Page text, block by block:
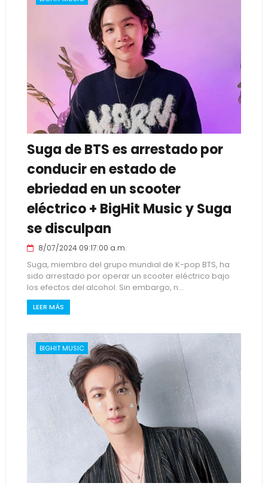
Suga de BTS es arrestado por
conducir en estado de
ebriedad en un scooter
eléctrico + BigHit Music y Suga
se disculpan
8/07/2024 09:17:00 a.m.
Suga, miembro del grupo mundial de K-pop BTS, ha
sido arrestado por operar un scooter eléctrico bajo
los efectos del alcohol. Sin embargo, n...
LEER MÁS
BIGHIT MUSIC